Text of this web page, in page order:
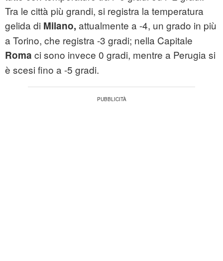
Tra le città più grandi, si registra la temperatura
gelida di Milano, attualmente a -4, un grado in più
a Torino, che registra -3 gradi; nella Capitale
Roma ci sono invece 0 gradi, mentre a Perugia si
è scesi fino a -5 gradi.